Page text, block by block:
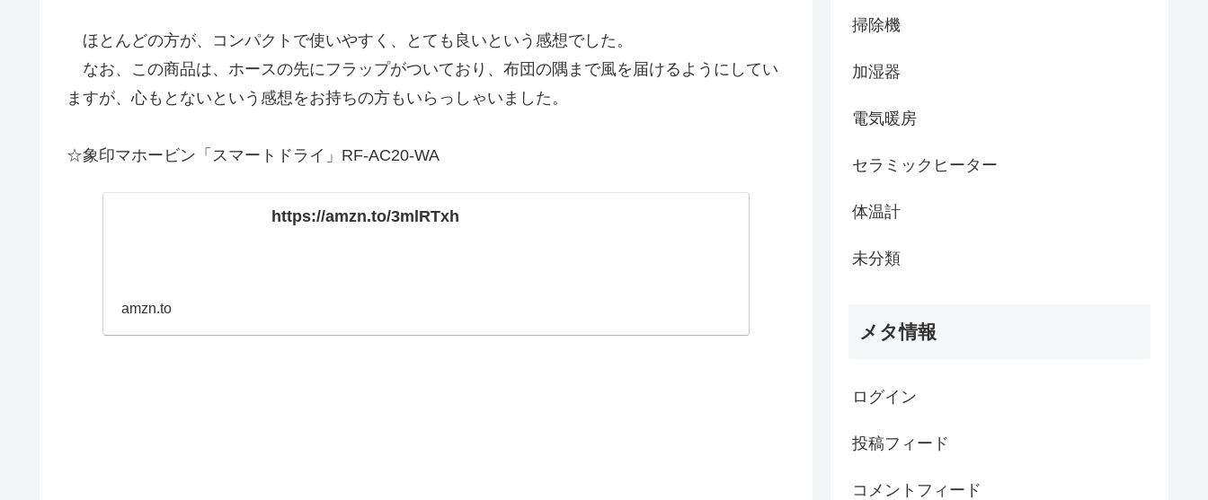
ほとんどの方が、コンパクトで使いやすく、とても良いという感想でした。
なお、この商品は、ホースの先にフラップがついており、布団の隅まで風を届けるようにしてい
ますが、心もとないという感想をお持ちの方もいらっしゃいました。
☆象印マホービン「スマートドライ」RF-AC20-WA
https://amzn.to/3mlRTxh
amzn.to
掃除機
加湿器
電気暖房
セラミックヒーター
体温計
未分類
メタ情報
ログイン
投稿フィード
コメントフィード